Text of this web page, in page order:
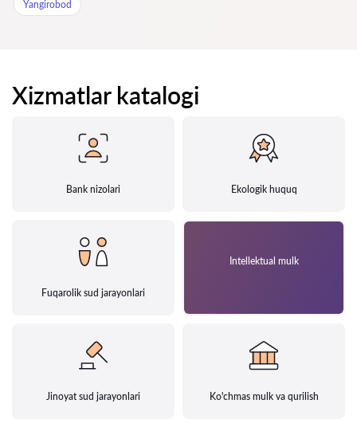
Yangirobod
Xizmatlar katalogi
Bank nizolari Ekologik huquq
Fuqarolik sud jarayonlari
Intellektual mulk
Jinoyat sud jarayonlari Ko'chmas mulk va qurilish